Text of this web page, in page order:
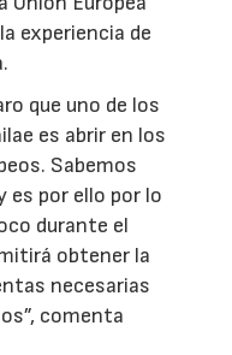
experiencia de
que uno de los
es abrir en los
Sabemos
es por ello por lo
durante el
obtener la
necesarias
comenta